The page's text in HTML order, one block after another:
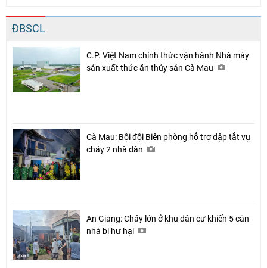
ĐBSCL
C.P. Việt Nam chính thức vận hành Nhà máy
sản xuất thức ăn thủy sản Cà Mau
Cà Mau: Bội đội Biên phòng hỗ trợ dập tắt vụ
cháy 2 nhà dân
An Giang: Cháy lớn ở khu dân cư khiến 5 căn
nhà bị hư hại